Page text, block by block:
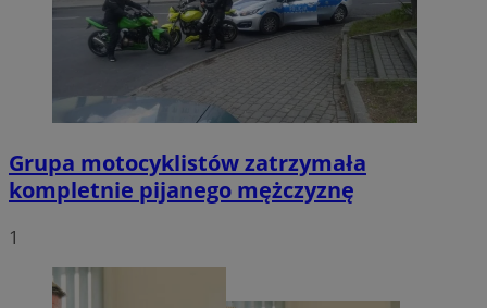
Grupa motocyklistów zatrzymała
kompletnie pijanego mężczyznę
1